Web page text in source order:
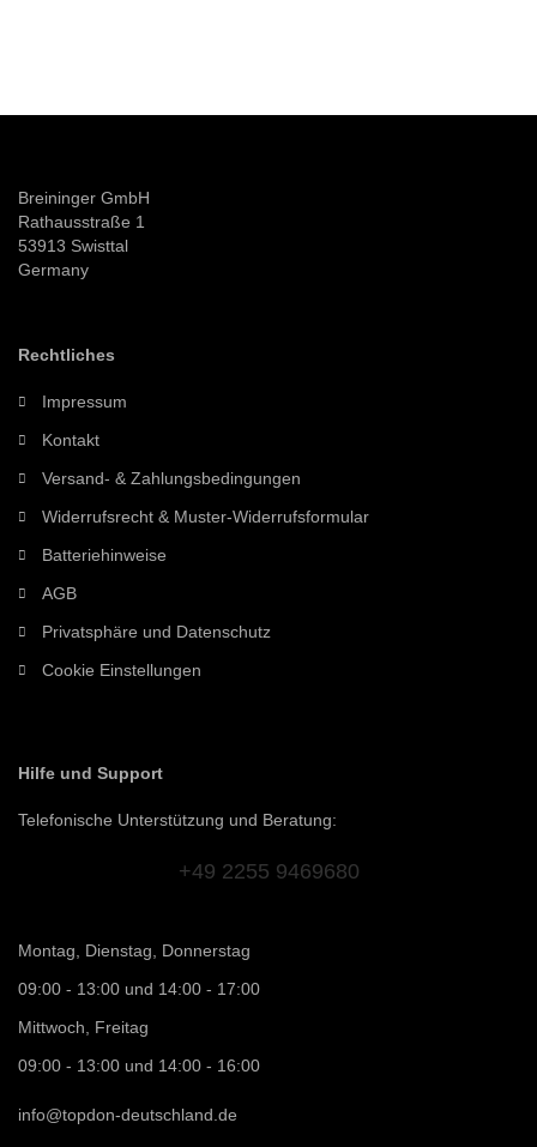
Breininger GmbH
Rathausstraße 1
53913 Swisttal
Germany
Rechtliches
Impressum
Kontakt
Versand- & Zahlungsbedingungen
Widerrufsrecht & Muster-Widerrufsformular
Batteriehinweise
AGB
Privatsphäre und Datenschutz
Cookie Einstellungen
Hilfe und Support
Telefonische Unterstützung und Beratung:
+49 2255 9469680
Montag, Dienstag, Donnerstag
09:00 - 13:00 und 14:00 - 17:00
Mittwoch, Freitag
09:00 - 13:00 und 14:00 - 16:00
info@topdon-deutschland.de